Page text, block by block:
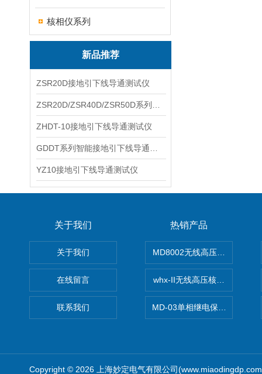
核相仪系列
新品推荐
ZSR20D接地引下线导通测试仪
ZHDT-10接地引下线导通测试仪
YZ10接地引下线导通测试仪
关于我们
关于我们
在线留言
联系我们
热销产品
MD8002无线高压核相仪
whx-II无线高压核相仪
MD-03单相继电保护测试仪价
Copyright © 2026 上海妙定电气有限公司